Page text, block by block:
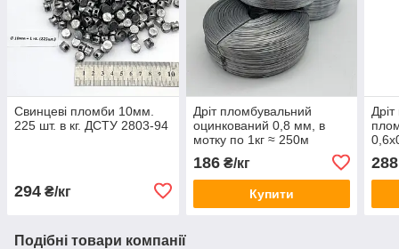
Свинцеві пломби 10мм.
225 шт. в кг. ДСТУ 2803-94
294 ₴/кг
Дріт пломбувальний
оцинкований 0,8 мм, в
мотку по 1кг ≈ 250м
186₴/кг
Купити
288
Подібні товари компанії